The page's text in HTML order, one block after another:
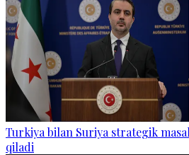
Turkiya bilan Suriya strategik
qiladi